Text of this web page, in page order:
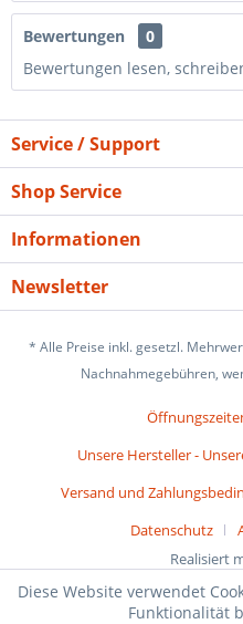
Bewertungen
0
Bewertungen lesen,
Service / Support
Shop Service
Informationen
Newsletter
* Alle Preise inkl. gesetzl.
Nachnahmegebühren,
Unsere Hersteller -
Versand und
Datenschutz
Realisiert
Diese Website verwendet
Funktionalität